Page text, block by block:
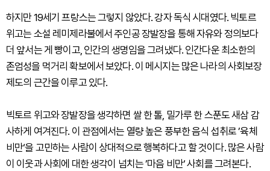
하지만 19세기 프랑스는 그렇지 않았다. 강자 독식 시대였다. 빅토르
위고는 소설 레미제라불에서 주인공 장발장을 통해 자유와 정의보다
더 앞서는 게 빵이고, 인간의 생명임을 그려냈다. 인간다운 최소한의
존엄성을 먹거리 확보에서 보았다. 이 메시지는 많은 나라의 사회보장
제도의 근간을 이루고 있다.
빅토르 위고와 장발장을 생각하면 쌀 한 톨, 밀가루 한 스푼도 새삼 감
사하게 여겨진다. 이 관점에서는 열량 높은 풍부한 음식 섭취로 ’육체
비만‘을 고민하는 사람이 상대적으로 행복하다고 할 것이다. 많은 사람
이 이웃과 사회에 대한 생각이 넘치는 ’마음 비만‘ 사회를 그려본다.